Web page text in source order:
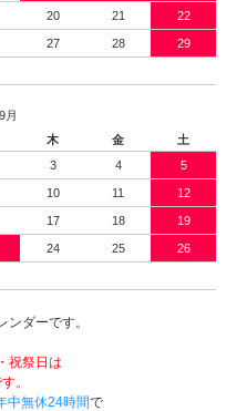
20 21 22
27 28 29
月
木 金
土
3 4 5
10 11 12
17 18 19
24 25 26
ンダーです。
祝祭日は
。
中無休24時間で